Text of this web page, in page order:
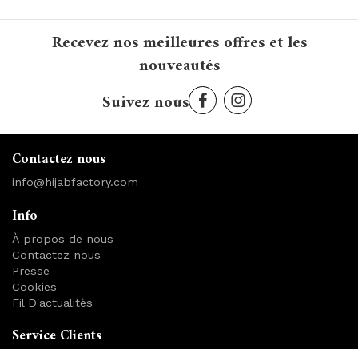
Recevez nos meilleures offres et les
nouveautés
Suivez nous
Contactez nous
info@hijabfactory.com
Info
À propos de nous
Contactez nous
Presse
Cookies
Fil D'actualitès
Service Clients